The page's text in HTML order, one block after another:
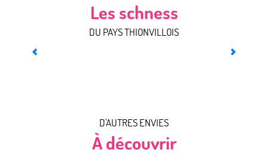
Les schness
DU PAYS THIONVILLOIS
D'AUTRES ENVIES
À découvrir